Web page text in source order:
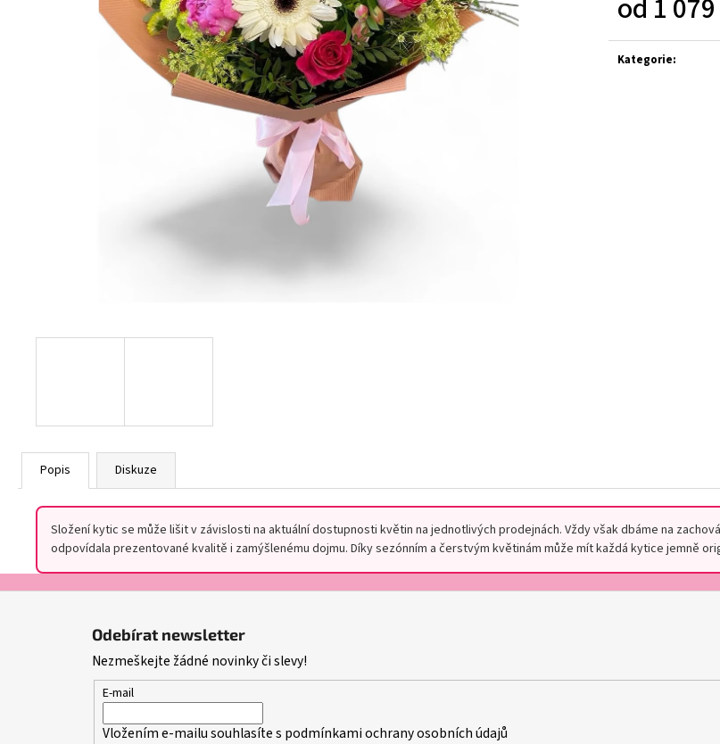
od 1
cena:
Kategorie:
Popis Diskuze
Složení kytic se může lišit v závislosti na aktuální dostupnosti květin na jednotlivých prodejnách. Vždy však dbáme na
odpovídala prezentované kvalitě i zamýšlenému dojmu. Díky sezónním a čerstvým květinám může mít každá kytice jemně
KYTICE 101 RŮŽÍ
2 918 Kč
1 399 Kč
Původně:1 499 Kč
Odebírat newsletter
Nezmeškejte žádné novinky či slevy!
E-mail
Vložením e-mailu souhlasíte s podmínkami ochrany osobních údajů